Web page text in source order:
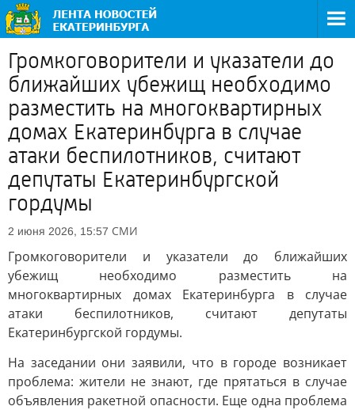
Громкоговорители и указатели до
ближайших убежищ необходимо
разместить на многоквартирных
домах Екатеринбурга в случае
атаки беспилотников, считают
депутаты Екатеринбургской
гордумы
2 июня 2026, 15:57 СМИ
Громкоговорители и указатели до ближайших
убежищ необходимо разместить на
многоквартирных домах Екатеринбурга в случае
атаки беспилотников, считают депутаты
Екатеринбургской гордумы.
На заседании они заявили, что в городе возникает
проблема: жители не знают, где прятаться в случае
объявления ракетной опасности. Еще одна проблема